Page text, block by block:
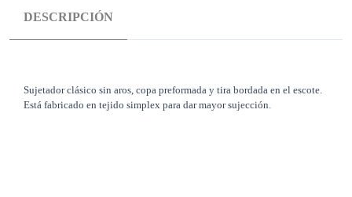
DESCRIPCIÓN
Sujetador clásico sin aros, copa preformada y tira bordada en el escote.
Está fabricado en tejido simplex para dar mayor sujección.